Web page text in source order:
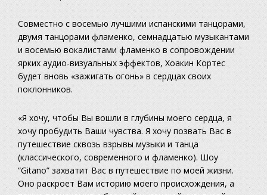
Совместно с восемью лучшими испанскими танцорами,
двумя танцорами фламенко, семнадцатью музыкантами
и восемью вокалистами фламенко в сопровождении
ярких аудио-визуальных эффектов, Хоакин Кортес
будет вновь «зажигать огонь» в сердцах своих
поклонников.
«Я хочу, чтобы Вы вошли в глубины моего сердца, я
хочу пробудить Ваши чувства. Я хочу позвать Вас в
путешествие сквозь взрывы музыки и танца
(классического, современного и фламенко). Шоу
“Gitano” захватит Вас в путешествие по моей жизни.
Оно раскроет Вам историю моего происхождения, а